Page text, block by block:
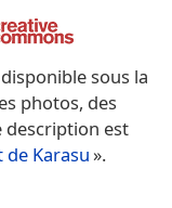
sous la
photos, des
description est
de Karasu».